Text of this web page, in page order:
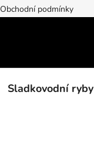
Obchodní podmínky
Sladkovodní ryby